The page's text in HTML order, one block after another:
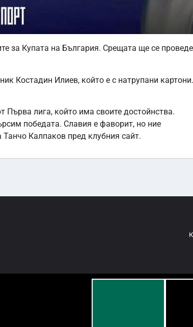
за Купата на България. Срещата ще се проведе
Костадин Илиев, който е с натрупани картони.
лига, който има своите достойнства.
победата. Славия е фаворит, но ние
Калпаков пред клубния сайт.